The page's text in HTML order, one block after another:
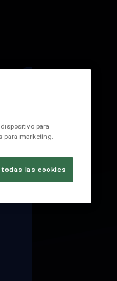
para
para marketing.
todas las cookies